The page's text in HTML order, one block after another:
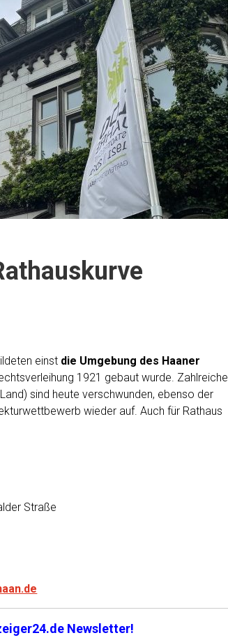
einst die Umgebung des Haaner
1921 gebaut wurde. Zahlreiche
sind heute verschwunden, ebenso der
wieder auf. Auch für Rathaus
Straße
Newsletter!